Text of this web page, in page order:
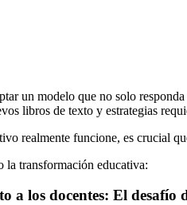
un modelo que no solo
libros de texto y estrategias
realmente funcione, es crucial
la transformación educativa:
a los docentes: El